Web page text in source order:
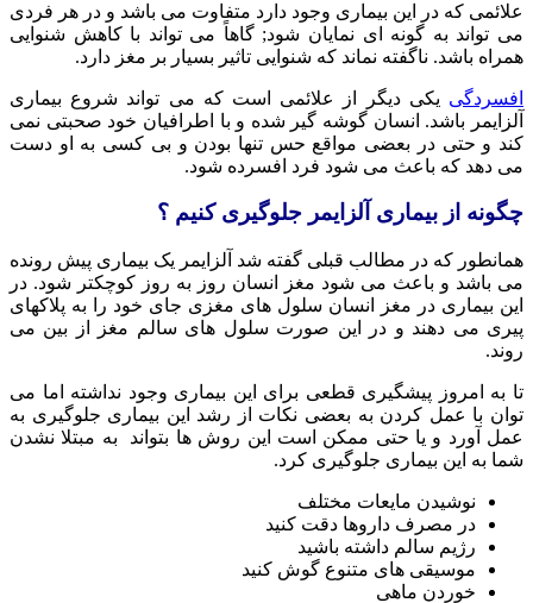
علائمی که در این بیماری وجود دارد متفاوت می باشد و در هر فردی
می تواند به گونه ای نمایان شود; گاهاً می تواند با کاهش شنوایی
همراه باشد. ناگفته نماند که شنوایی تاثیر بسیار بر مغز دارد.
افسردگی یکی دیگر از علائمی است که می تواند شروع بیماری
آلزایمر باشد. انسان گوشه گیر شده و با اطرافیان خود صحبتی نمی
کند و حتی در بعضی مواقع حس تنها بودن و بی کسی به او دست
می دهد که باعث می شود فرد افسرده شود.
چگونه از بیماری آلزایمر جلوگیری کنیم ؟
همانطور که در مطالب قبلی گفته شد آلزایمر یک بیماری پیش رونده
می باشد و باعث می شود مغز انسان روز به روز کوچکتر شود. در
این بیماری در مغز انسان سلول های مغزی جای خود را به پلاکهای
پیری می دهند و در این صورت سلول های سالم مغز از بین می
روند.
تا به امروز پیشگیری قطعی برای این بیماری وجود نداشته اما می
توان با عمل کردن به بعضی نکات از رشد این بیماری جلوگیری به
عمل آورد و یا حتی ممکن است این روش ها بتواند به مبتلا نشدن
شما به این بیماری جلوگیری کرد.
نوشیدن مایعات مختلف
در مصرف داروها دقت کنید
رژیم سالم داشته باشید
موسیقی های متنوع گوش کنید
خوردن ماهی